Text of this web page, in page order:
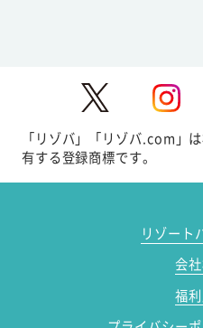
「リゾバ」「リゾバ.com」
有する登録商標です。
リゾート
会
福